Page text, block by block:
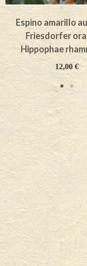
Espino amarillo
Friesdorfer
Hippophae
12,00€